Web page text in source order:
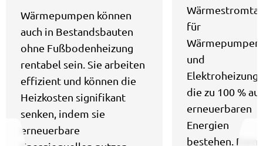
Wärmepumpen können
auch in Bestandsbauten
ohne Fußbodenheizung
rentabel sein. Sie arbeiten
effizient und können die
Heizkosten signifikant
senken, indem sie
erneuerbare
für
Wärmepumpen
und
die zu 100 %
erneuerbaren
Energien
bestehen.